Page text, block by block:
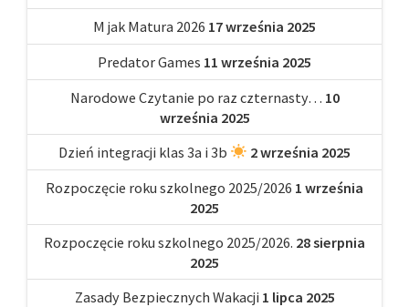
M jak Matura 2026 17 września 2025
Predator Games 11 września 2025
Narodowe Czytanie po raz czternasty… 10
września 2025
Dzień integracji klas 3a i 3b
2 września 2025
Rozpoczęcie roku szkolnego 2025/2026 1 września
2025
Rozpoczęcie roku szkolnego 2025/2026. 28 sierpnia
2025
Zasady Bezpiecznych Wakacji 1 lipca 2025